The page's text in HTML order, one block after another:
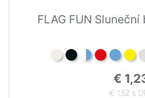
FLAG FUN
€
€ 1,52 s